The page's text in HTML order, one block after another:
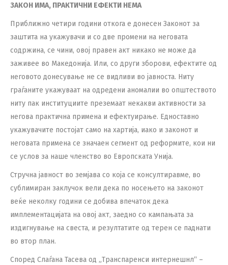
ЗАКОН ИМА, ПРАКТИЧНИ ЕФЕКТИ НЕМА
Приближно четири години откога е донесен Законот за
заштита на укажувачи и со две промени на неговата
содржина, се чини, овој правен акт никако не може да
заживее во Македонија. Или, со други зборови, ефектите од
неговото донесување не се видливи во јавноста. Ниту
граѓаните укажуваат на одредени аномалии во општеството
ниту пак институциите преземаат некакви активности за
негова практична примена и ефектуирање. Едноставно
укажувачите постојат само на хартија, иако и законот и
неговата примена се значаен сегмент од реформите, кои ни
се услов за наше членство во Европската Унија.
Стручна јавност во земјава со која се консултиравме, во
сублимиран заклучок вели дека по носењето на законот
веќе неколку години се добива впечаток дека
имплементацијата на овој акт, заедно со кампањата за
издигнување на свеста, и резултатите од терен се паднати
во втор план.
Според Слаѓана Тасева од „Транспаренси интернешнл“ –